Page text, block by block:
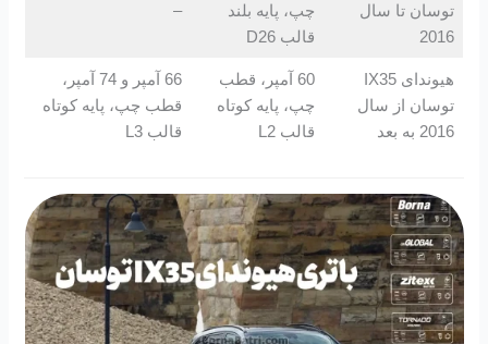
توسان تا سال
2016
چپ، پایه بلند
قالب D26
–
هیوندای IX35
توسان از سال
2016 به بعد
60 آمپر، قطب
چپ، پایه کوتاه
قالب L2
66 آمپر و 74 آمپر،
قطب چپ، پایه کوتاه
قالب L3